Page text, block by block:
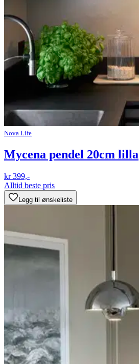
Nova Life
Mycena pendel 20cm lilla
kr 399,-
Alltid beste pris
Legg til ønskeliste